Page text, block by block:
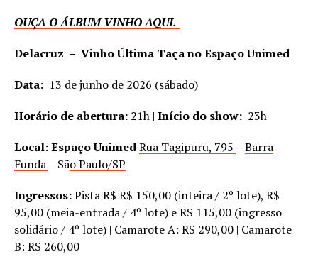
OUÇA O ÁLBUM VINHO AQUI.
Delacruz – Vinho Última Taça no Espaço Unimed
Data: 13 de junho de 2026 (sábado)
Horário de abertura: 21h | Início do show: 23h
Local: Espaço UnimedRua Tagipuru, 795 –Barra
Funda– São Paulo/SP
Ingressos:Pista R$ R$ 150,00 (inteira / 2º lote), R$
95,00 (meia-entrada / 4º lote) e R$ 115,00 (ingresso
solidário / 4º lote) | Camarote A: R$ 290,00 | Camarote
B: R$ 260,00